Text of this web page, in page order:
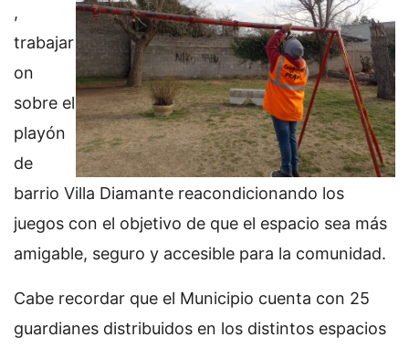
,
trabajar
on
sobre el
playón
de
barrio Villa Diamante reacondicionando los
juegos con el objetivo de que el espacio sea más
amigable, seguro y accesible para la comunidad.
Cabe recordar que el Municipio cuenta con 25
guardianes distribuidos en los distintos espacios